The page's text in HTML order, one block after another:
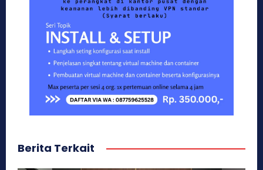
Berita Terkait